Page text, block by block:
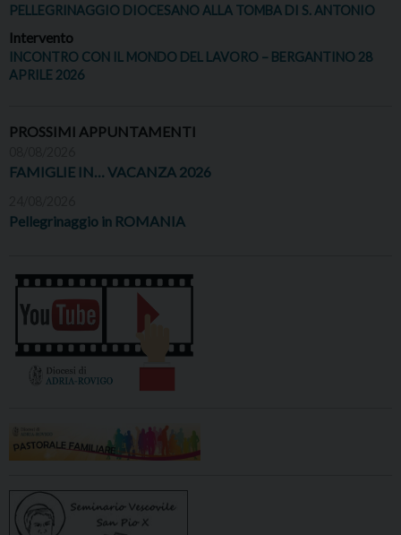
PELLEGRINAGGIO DIOCESANO ALLA TOMBA DI S. ANTONIO
Intervento
INCONTRO CON IL MONDO DEL LAVORO – BERGANTINO 28
APRILE 2026
PROSSIMI APPUNTAMENTI
FAMIGLIE IN… VACANZA 2026
Pellegrinaggio in ROMANIA